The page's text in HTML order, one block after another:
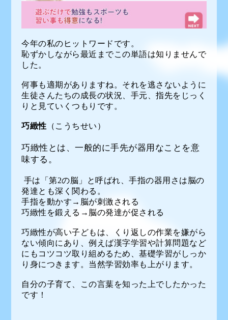
今年の私のヒットワードです。
恥ずかしながら最近までこの単語は知りませんで
した。
何事も適期がありますね。それを逃さないように
生徒さんたちの成長の状況、手元、指先をじっく
りと見ていくつもりです。
巧緻性 （こうちせい）
巧緻性とは、一般的に手先が器用なことを意
味する。
手は「第2の脳」と呼ばれ、手指の器用さは脳の
発達とも深く関わる。
手指を動かす→脳が刺激される
巧緻性を鍛える→脳の発達が促される
巧緻性が高い子どもは、くり返しの作業を嫌がら
ない傾向にあり、例えば漢字学習や計算問題など
にもコツコツ取り組めるため、基礎学習がしっか
り身につきます。当然学習効率も上がります。
自分の子育て、この言葉を知った上でしたかった
です！